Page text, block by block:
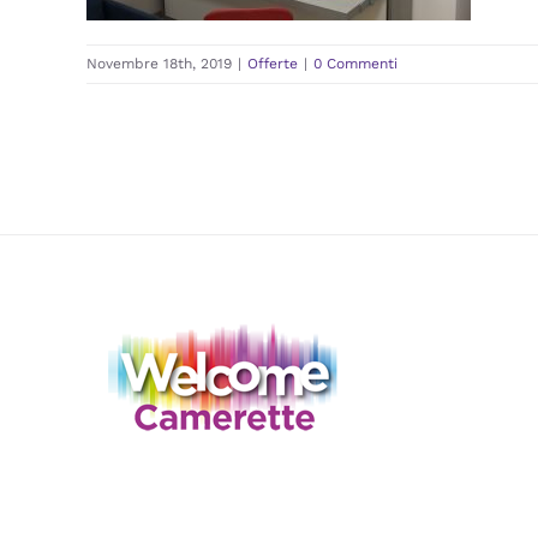
Novembre 18th, 2019 | Offerte | 0 Commenti